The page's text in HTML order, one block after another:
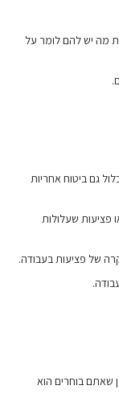
מה יש להם לומר על
גם ביטוח אחריות
פציעות שעלולות
של פציעות בעבודה.
שאתם בוחרים הוא